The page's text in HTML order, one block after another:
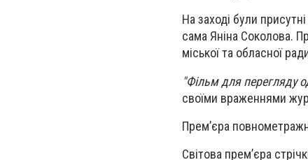
На заході були
сама Яніна Соколова.
міської та обласної
"Фільм для перегляду
своїми враженнями
Прем’єра
Світова прем’єра